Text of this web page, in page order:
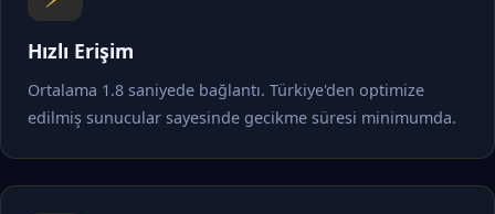
Hızlı Erişim
Ortalama 1.8 saniyede bağlantı. Türkiye'den optimize
edilmiş sunucular sayesinde gecikme süresi minimumda.